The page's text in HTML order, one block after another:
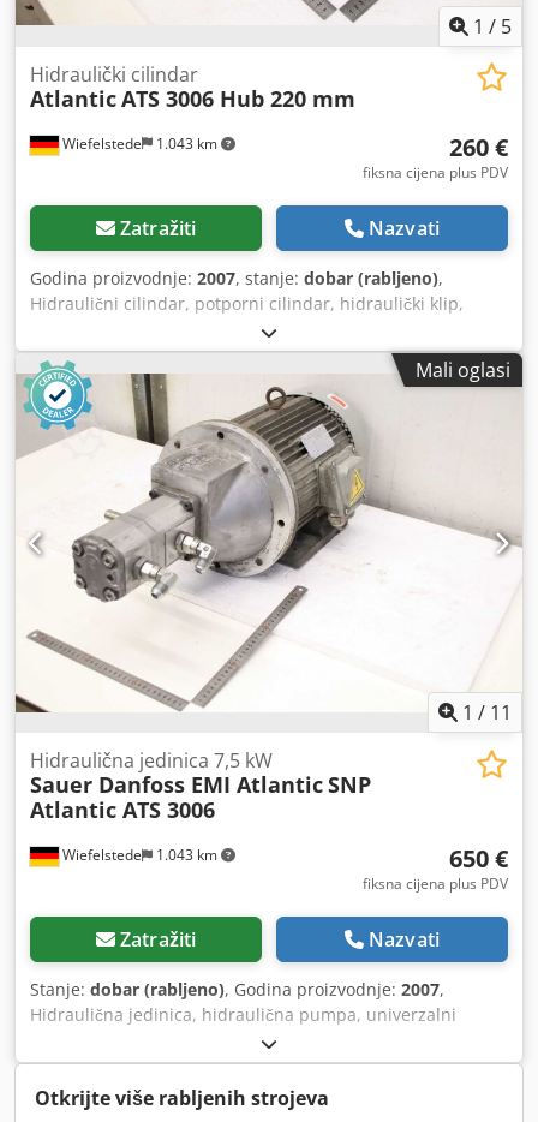
1 / 5
Wiefelstede 1.043 km
Hidraulički cilindar
AtlanticATS 3006 Hub 220 mm
260 €
fiksna cijena plus PDV
Zatražiti Nazvati
Godina proizvodnje: 2007, stanje: dobar (rabljeno),
Hidraulični cilindar, potporni cilindar, hidraulički klip,
tlačni klip, hidraulički odbojnik, cilindar za povećanje
pritiska, hidraulični cilindar za škaru za lim - Hidraulični
cilindar: iz škare za lim Atlantic ATS 3006 - Klipnjača: Ø 50
mm Dkjdpfx Aajyghdvsijr - Hod: 220 mm - Prihvat: Ø50 mm
- Razmak rupa: uvučen 555 mm - Dimenzije: 675/140/196
mm - Težina: 37,3 kg
Mali oglasi
1 / 11
Wiefelstede 1.043 km
Hidraulična jedinica 7,5 kW
Sauer Danfoss EMI AtlanticSNP
Atlantic ATS 3006
650 €
fiksna cijena plus PDV
Zatražiti Nazvati
Stanje: dobar (rabljeno), Godina proizvodnje: 2007,
Hidraulična jedinica, hidraulična pumpa, univerzalni
agregat, hidraulična stanica, - Proizvođač: Sauer
Sundstrand, hidraulična jedinica iz škare za lim Atlantic
ATS 3006 - Hidraulična pumpa: dvostruka izvedba - Motor:
EMI 7,5 kW / 1440 o/min Dodpfxsyghuns Aaiskr - Dimenzije:
Otkrijte više rabljenih strojeva